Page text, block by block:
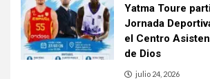
Yatma Toure
Jornada
el Centro
de Dios
julio 24, 2026